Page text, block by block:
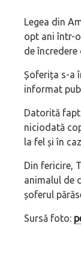
Legea din
opt ani într-
de
Șoferița s-a
informat
Datorită
niciodată
la fel și în
Din fericire,
animalul de
șoferul
Sursă foto: